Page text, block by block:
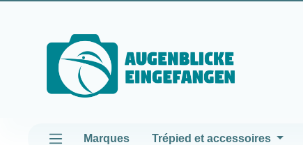
Marques Trépied et accessoires